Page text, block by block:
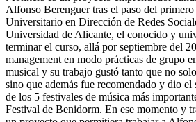
Alfonso Berenguer tras el paso del
Universitario en Dirección de Redes
Universidad de Alicante, el conocido y
terminar el curso, allá por septiembre del
management en modo prácticas de grupo
musical y su trabajo gustó tanto que no
sino que además fue recomendado y dio el
de los 5 festivales de música más
Festival de Benidorm. En ese momento y